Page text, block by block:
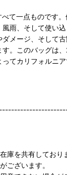
て一点ものです
雨、そして使い
ダメージ、そして
。このバッグは
ってカリフォルニ
庫を共有しており
ございます。